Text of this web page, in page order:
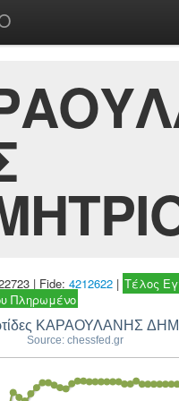
| Fide: 4212622 | Τέλος
Πληρωμένο
ΚΑΡΑΟΥΛΑΝΗΣ
Source: chessfed.gr